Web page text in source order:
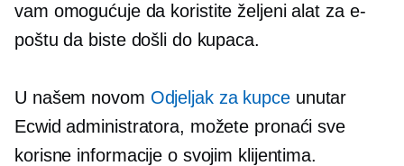
vam omogućuje da koristite željeni alat za e-
poštu da biste došli do kupaca.
U našem novom Odjeljak za kupceunutar
Ecwid administratora, možete pronaći sve
korisne informacije o svojim klijentima.